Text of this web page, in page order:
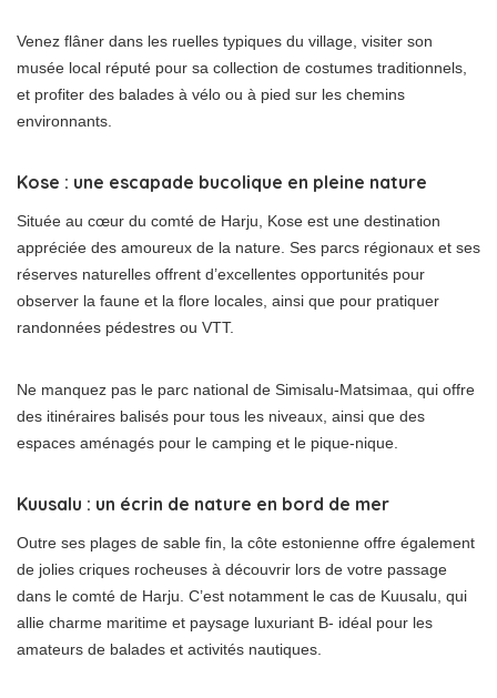
Venez flâner dans les ruelles typiques du village, visiter son
musée local réputé pour sa collection de costumes traditionnels,
et profiter des balades à vélo ou à pied sur les chemins
environnants.
Kose : une escapade bucolique en pleine nature
Située au cœur du comté de Harju, Kose est une destination
appréciée des amoureux de la nature. Ses parcs régionaux et ses
réserves naturelles offrent d’excellentes opportunités pour
observer la faune et la flore locales, ainsi que pour pratiquer
randonnées pédestres ou VTT.
Ne manquez pas le parc national de Simisalu-Matsimaa, qui offre
des itinéraires balisés pour tous les niveaux, ainsi que des
espaces aménagés pour le camping et le pique-nique.
Kuusalu : un écrin de nature en bord de mer
Outre ses plages de sable fin, la côte estonienne offre également
de jolies criques rocheuses à découvrir lors de votre passage
dans le comté de Harju. C’est notamment le cas de Kuusalu, qui
allie charme maritime et paysage luxuriant B- idéal pour les
amateurs de balades et activités nautiques.